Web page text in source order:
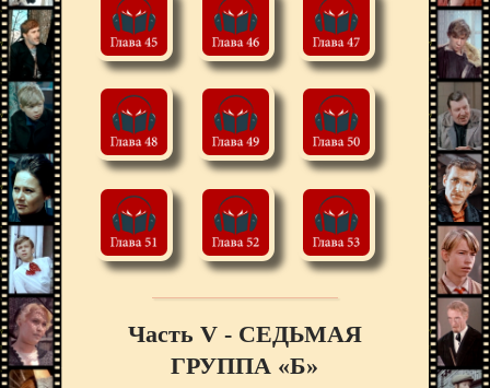
Часть V - СЕДЬМАЯ
ГРУППА «Б»